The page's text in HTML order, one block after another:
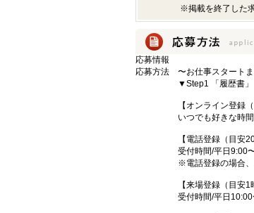
※掲載を終了した
応募情報
応募方法
〜お仕事スタート
▼Step1 「履歴書」
【オンライン登録
いつでも好きな時
【電話登録（目安
受付時間/平日9:00
※電話登録の場合
【来場登録（目安1
受付時間/平日